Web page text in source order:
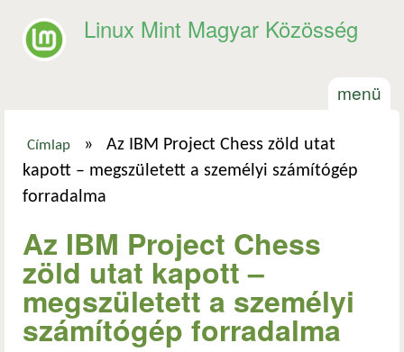
Linux Mint Magyar Közösség
menü
Jelenlegi hely
Címlap »
Az IBM Project Chess zöld utat
kapott – megszületett a személyi számítógép
forradalma
Az IBM Project Chess
zöld utat kapott –
megszületett a személyi
számítógép forradalma